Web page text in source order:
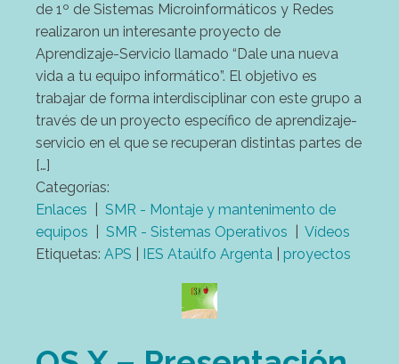
de 1º de Sistemas Microinformáticos y Redes
realizaron un interesante proyecto de
Aprendizaje-Servicio llamado “Dale una nueva
vida a tu equipo informático”. El objetivo es
trabajar de forma interdisciplinar con este grupo a
través de un proyecto específico de aprendizaje-
servicio en el que se recuperan distintas partes de
[…]
Categorías:
Enlaces
SMR - Montaje y mantenimento de
equipos
SMR - Sistemas Operativos
Vídeos
Etiquetas: APS IES Ataúlfo Argenta proyectos